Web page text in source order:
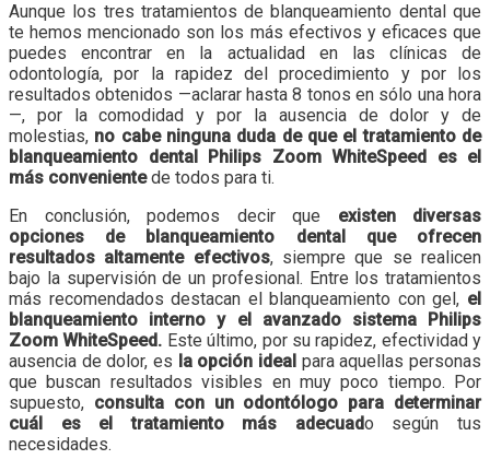
Aunque los tres tratamientos de blanqueamiento dental que
te hemos mencionado son los más efectivos y eficaces que
puedes encontrar en la actualidad en las clínicas de
odontología, por la rapidez del procedimiento y por los
resultados obtenidos —aclarar hasta 8 tonos en sólo una hora
—, por la comodidad y por la ausencia de dolor y de
molestias, no cabe ninguna duda de que el tratamiento de
blanqueamiento dental Philips Zoom WhiteSpeed es el
más convenientede todos para ti.
En conclusión, podemos decir que existen diversas
opciones de blanqueamiento dental que ofrecen
resultados altamente efectivos, siempre que se realicen
bajo la supervisión de un profesional. Entre los tratamientos
más recomendados destacan el blanqueamiento con gel, el
blanqueamiento interno y el avanzado sistema Philips
Zoom WhiteSpeed. Este último, por su rapidez, efectividad y
ausencia de dolor, es la opción ideal para aquellas personas
que buscan resultados visibles en muy poco tiempo. Por
supuesto, consulta con un odontólogo para determinar
cuál es el tratamiento más adecuado según tus
necesidades.